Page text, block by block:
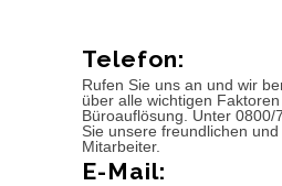
Telefon:
Rufen Sie uns an und wir
über alle wichtigen
Büroauflösung. Unter 0800/
Sie unsere freundlichen
Mitarbeiter.
E-Mail: